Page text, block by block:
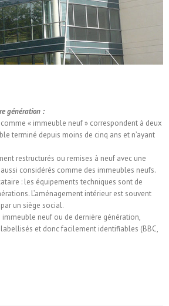
génération :
« immeuble neuf » correspondent à deux
terminé depuis moins de cinq ans et n’ayant
restructurés ou remises à neuf avec une
considérés comme des immeubles neufs.
: les équipements techniques sont de
L’aménagement intérieur est souvent
un siège social.
immeuble neuf ou de dernière génération,
et donc facilement identifiables (BBC,